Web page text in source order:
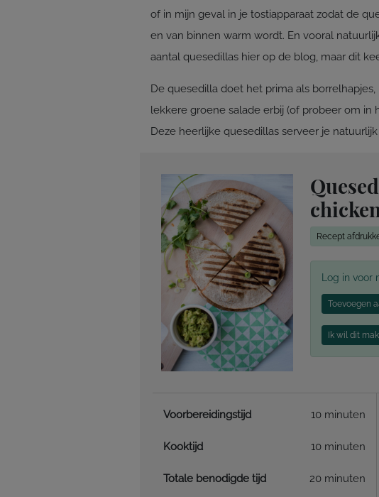
of in mijn geval in je tostiapparaat zodat de
en van binnen warm wordt. En vooral
aantal quesedillas hier op de blog, maar dit
De quesedilla doet het prima als
lekkere groene salade erbij (of probeer om in
Deze heerlijke quesedillas serveer je
Recept
Log in
Toevoegen
Ik wil dit
Voorbereidingstijd 10 minuten
Kooktijd 10 minuten
Totale benodigde tijd 20 minuten